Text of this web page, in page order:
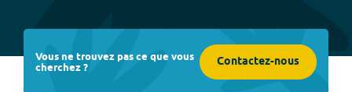
Vous ne trouvez pas ce que vous
cherchez ? Contactez-nous